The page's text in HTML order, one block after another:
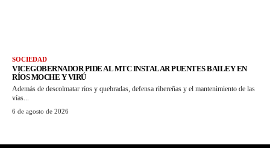
SOCIEDAD
VICEGOBERNADOR PIDE AL MTC INSTALAR PUENTES BAILEY EN
RÍOS MOCHE Y VIRÚ
Además de descolmatar ríos y quebradas, defensa ribereñas y el mantenimiento de las
vías...
6 de agosto de 2026